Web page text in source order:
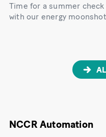
Time for a summer
with our energy
NCCR Automation